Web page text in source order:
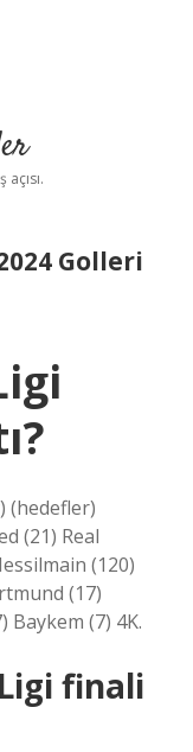
Golleri
(hedefler)
(21) Real
(120)
(17)
Baykem (7) 4K.
finali